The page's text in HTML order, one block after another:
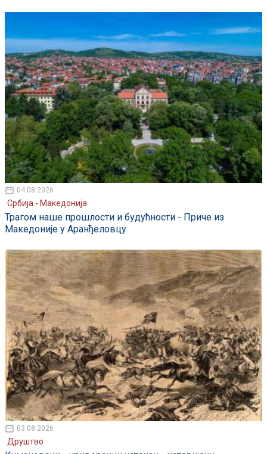
04.08.2026
Србија - Македонија
Трагом наше прошлости и будућности - Приче из
Македоније у Аранђеловцу
03.08.2026
Друштво